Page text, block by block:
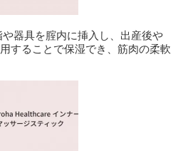
器具を腟内に挿入し、出産後や
することで保湿でき、筋肉の柔軟